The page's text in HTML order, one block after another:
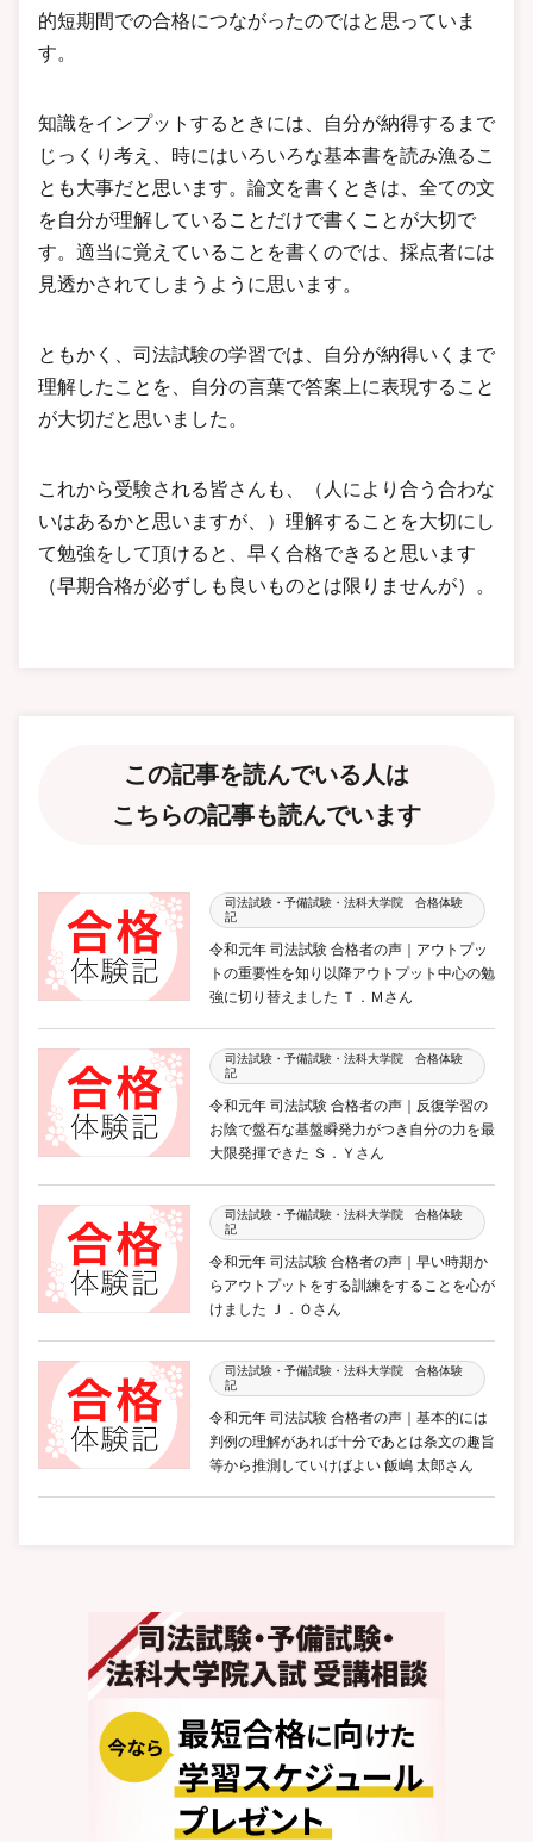
的短期間での合格につながったのではと思っていま
す。
知識をインプットするときには、自分が納得するまで
じっくり考え、時にはいろいろな基本書を読み漁るこ
とも大事だと思います。論文を書くときは、全ての文
を自分が理解していることだけで書くことが大切で
す。適当に覚えていることを書くのでは、採点者には
見透かされてしまうように思います。
ともかく、司法試験の学習では、自分が納得いくまで
理解したことを、自分の言葉で答案上に表現すること
が大切だと思いました。
これから受験される皆さんも、（人により合う合わな
いはあるかと思いますが、）理解することを大切にし
て勉強をして頂けると、早く合格できると思います
（早期合格が必ずしも良いものとは限りませんが）。
この記事を読んでいる人は
こちらの記事も読んでいます
司法試験・予備試験・法科大学院 合格体験
記
令和元年 司法試験 合格者の声｜アウトプッ
トの重要性を知り以降アウトプット中心の勉
強に切り替えました Ｔ．Ｍさん
司法試験・予備試験・法科大学院 合格体験
記
令和元年 司法試験 合格者の声｜反復学習の
お陰で盤石な基盤瞬発力がつき自分の力を最
大限発揮できた Ｓ．Ｙさん
司法試験・予備試験・法科大学院 合格体験
記
令和元年 司法試験 合格者の声｜早い時期か
らアウトプットをする訓練をすることを心が
けました Ｊ．Ｏさん
司法試験・予備試験・法科大学院 合格体験
記
令和元年 司法試験 合格者の声｜基本的には
判例の理解があれば十分であとは条文の趣旨
等から推測していけばよい 飯嶋 太郎さん